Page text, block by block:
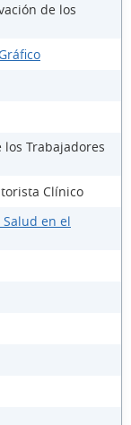
de los
Trabajadores
Clínico
en el